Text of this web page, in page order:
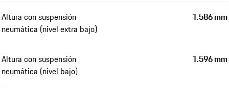
Altura con suspensión
neumática (nivel extra bajo)
1.586 mm
Altura con suspensión
neumática (nivel bajo)
1.596 mm